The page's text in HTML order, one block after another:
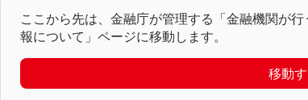
ここから先は、金融庁が管理する「金融機関が
報について」ページに移動します。
移動